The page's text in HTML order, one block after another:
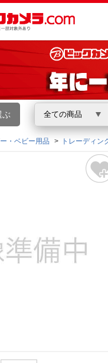
ぶ 全ての商品
こんにちは
ログイン
閲覧履歴
・ベビー用品 トレーディン